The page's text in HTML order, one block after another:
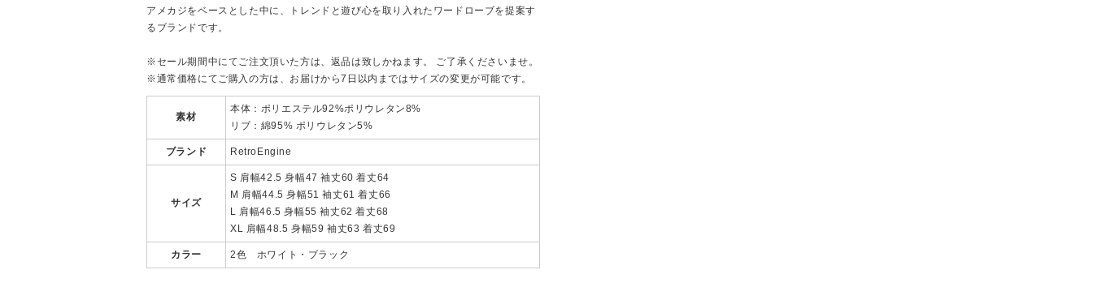
アメカジをベースとした中に、トレンドと遊び心を取り入れたワードローブを提案す
るブランドです。
※セール期間中にてご注文頂いた方は、返品は致しかねます。 ご了承くださいませ。
※通常価格にてご購入の方は、お届けから7日以内まではサイズの変更が可能です。
素材
本体：ポリエステル92%ポリウレタン8%
リブ：綿95% ポリウレタン5%
ブランド RetroEngine
サイズ
S 肩幅42.5 身幅47 袖丈60 着丈64
M 肩幅44.5 身幅51 袖丈61 着丈66
L 肩幅46.5 身幅55 袖丈62 着丈68
XL 肩幅48.5 身幅59 袖丈63 着丈69
カラー 2色 ホワイト・ブラック